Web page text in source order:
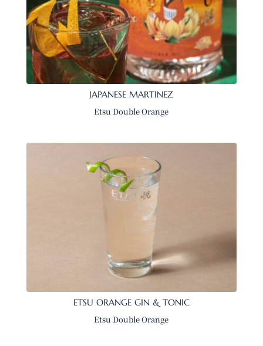
JAPANESE MARTINEZ
Etsu Double Orange
ETSU ORANGE GIN & TONIC
Etsu Double Orange